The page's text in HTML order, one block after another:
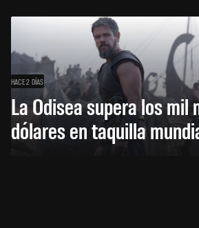
HACE 2 DÍAS
La Odisea supera los mil
dólares en taquilla